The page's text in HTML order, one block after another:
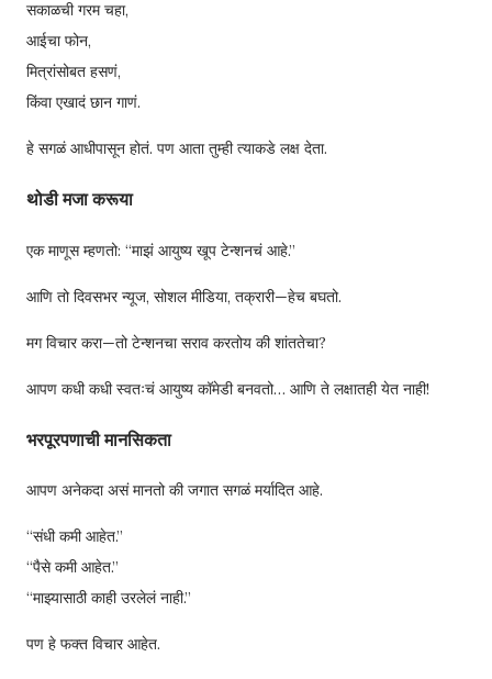
सकाळची गरम चहा,
आईचा फोन,
मित्रांसोबत हसणं,
किंवा एखादं छान गाणं.
हे सगळं आधीपासून होतं. पण आता तुम्ही त्याकडे लक्ष देता.
थोडी मजा करूया
एक माणूस म्हणतो: “माझं आयुष्य खूप टेन्शनचं आहे.”
आणि तो दिवसभर न्यूज, सोशल मीडिया, तक्रारी—हेच बघतो.
मग विचार करा—तो टेन्शनचा सराव करतोय की शांततेचा?
आपण कधी कधी स्वतःचं आयुष्य कॉमेडी बनवतो… आणि ते लक्षातही येत नाही!
भरपूरपणाची मानसिकता
आपण अनेकदा असं मानतो की जगात सगळं मर्यादित आहे.
“संधी कमी आहेत.”
“पैसे कमी आहेत.”
“माझ्यासाठी काही उरलेलं नाही.”
पण हे फक्त विचार आहेत.